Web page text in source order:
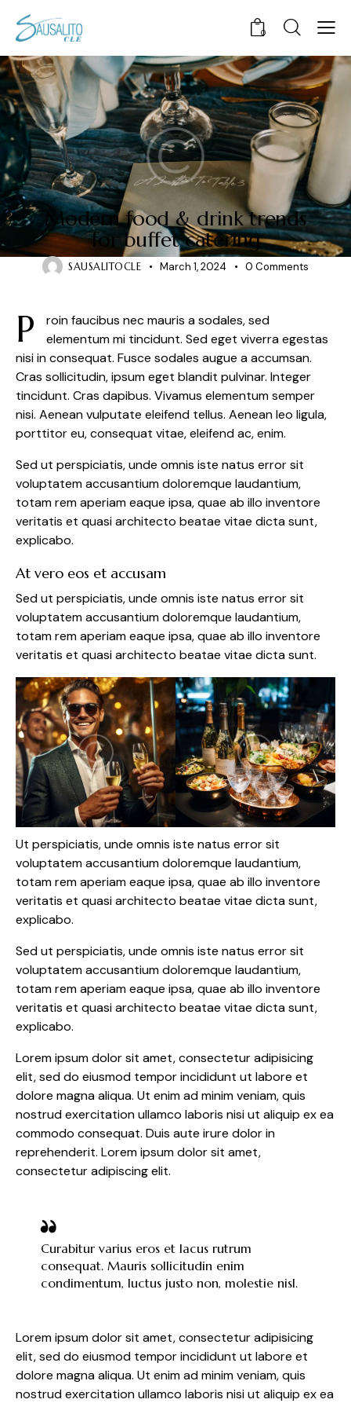
0
STORIES
Modern food & drink trends
for buffet catering
SAUSALITOCLE March 1, 2024 0 Comments
P
roin faucibus nec mauris a sodales, sed
elementum mi tincidunt. Sed eget viverra egestas
nisi in consequat. Fusce sodales augue a accumsan.
Cras sollicitudin, ipsum eget blandit pulvinar. Integer
tincidunt. Cras dapibus. Vivamus elementum semper
nisi. Aenean vulputate eleifend tellus. Aenean leo ligula,
porttitor eu, consequat vitae, eleifend ac, enim.
Sed ut perspiciatis, unde omnis iste natus error sit
voluptatem accusantium doloremque laudantium,
totam rem aperiam eaque ipsa, quae ab illo inventore
veritatis et quasi architecto beatae vitae dicta sunt,
explicabo.
At vero eos et accusam
Sed ut perspiciatis, unde omnis iste natus error sit
voluptatem accusantium doloremque laudantium,
totam rem aperiam eaque ipsa, quae ab illo inventore
veritatis et quasi architecto beatae vitae dicta sunt.
Ut perspiciatis, unde omnis iste natus error sit
voluptatem accusantium doloremque laudantium,
totam rem aperiam eaque ipsa, quae ab illo inventore
veritatis et quasi architecto beatae vitae dicta sunt,
explicabo.
Sed ut perspiciatis, unde omnis iste natus error sit
voluptatem accusantium doloremque laudantium,
totam rem aperiam eaque ipsa, quae ab illo inventore
veritatis et quasi architecto beatae vitae dicta sunt,
explicabo.
Lorem ipsum dolor sit amet, consectetur adipisicing
elit, sed do eiusmod tempor incididunt ut labore et
dolore magna aliqua. Ut enim ad minim veniam, quis
nostrud exercitation ullamco laboris nisi ut aliquip ex ea
commodo consequat. Duis aute irure dolor in
reprehenderit. Lorem ipsum dolor sit amet,
consectetur adipiscing elit.
Curabitur varius eros et lacus rutrum
consequat. Mauris sollicitudin enim
condimentum, luctus justo non, molestie nisl.
Lorem ipsum dolor sit amet, consectetur adipisicing
elit, sed do eiusmod tempor incididunt ut labore et
dolore magna aliqua. Ut enim ad minim veniam, quis
nostrud exercitation ullamco laboris nisi ut aliquip ex ea